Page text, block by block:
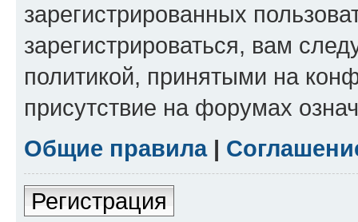
зарегистрированных
зарегистрироваться, вам
политикой, принятыми на
присутствие на форумах
Общие правила|
Регистрация